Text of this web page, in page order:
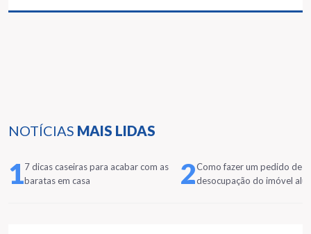
NOTÍCIAS MAIS LIDAS
17 dicas caseiras para acabar com as
baratas em casa
2Como fazer um pedido de
desocupação do imóvel